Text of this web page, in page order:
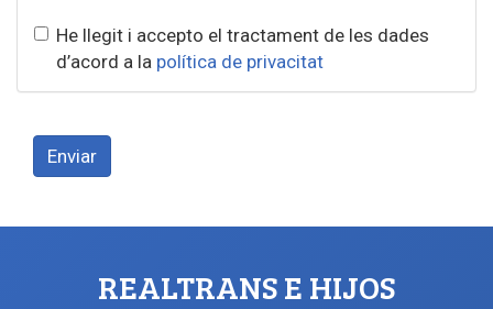
He llegit i accepto el tractament de les dades
d’acord a la política de privacitat
Enviar
REALTRANS E HIJOS